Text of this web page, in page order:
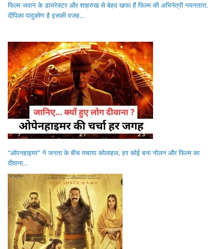
फिल्म जवान के डायरेक्टर और शाहरुख से बेहद खफा हैं फिल्म की अभिनेत्री नयनतारा,
दीपिका पादुकोण है इसकी वजह…
“ओपनहाइमर” ने जनता के बीच मचाया कोलाहल, हर कोई बना नोलन और फिल्म का
दीवाना…